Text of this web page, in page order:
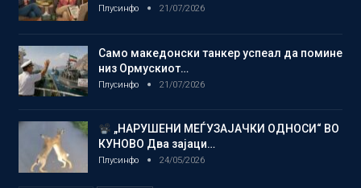
Плусинфо 21/07/2026
Само македонски танкер успеал да помине
низ Ормускиот…
Плусинфо 21/07/2026
„НАРУШЕНИ МЕЃУЗАЈАЧКИ ОДНОСИ“ ВО
КУНОВО Два зајаци…
Плусинфо 24/05/2026